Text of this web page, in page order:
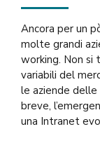
Ancora per un
molte grandi
working. Non si
variabili del
le aziende
breve,
una Intranet